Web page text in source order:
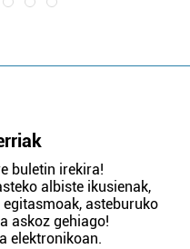
buletin irekira!
albiste ikusienak,
asteburuko
askoz gehiago!
elektronikoan.